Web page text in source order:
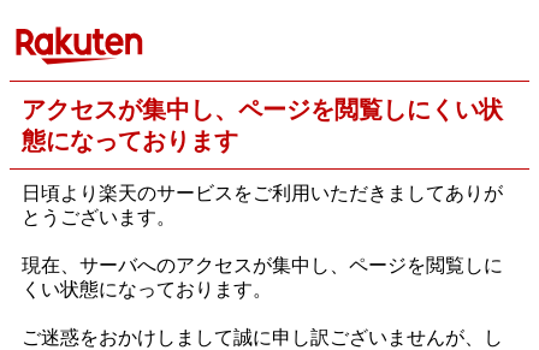
アクセスが集中し、ページを閲覧しにくい状
態になっております
日頃より楽天のサービスをご利用いただきましてありが
とうございます。
現在、サーバへのアクセスが集中し、ページを閲覧しに
くい状態になっております。
ご迷惑をおかけしまして誠に申し訳ございませんが、し